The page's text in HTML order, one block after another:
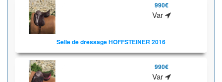
990€
Var
Selle de dressage HOFFSTEINER 2016
990€
Var